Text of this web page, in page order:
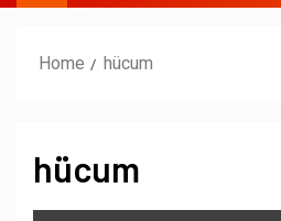
Home hücum
hücum